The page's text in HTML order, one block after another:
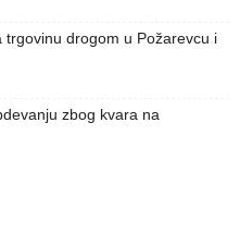
trgovinu drogom u Požarevcu i
zbog kvara na